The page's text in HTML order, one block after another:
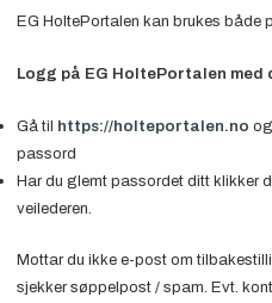
EG HoltePortalen kan brukes både
Logg på EG HoltePortalen med
Gå til https://holteportalen.no
passord
Har du glemt passordet ditt klikker
veilederen.
Mottar du ikke e-post om
sjekker søppelpost / spam. Evt.